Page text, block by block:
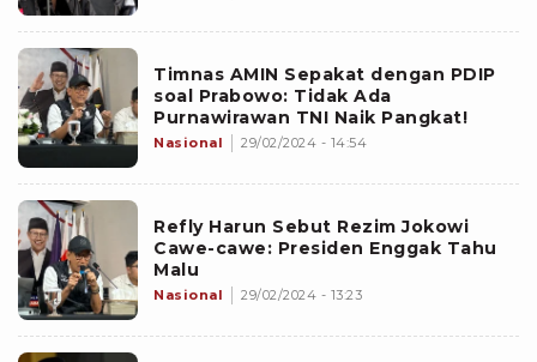
Timnas AMIN Sepakat dengan PDIP
soal Prabowo: Tidak Ada
Purnawirawan TNI Naik Pangkat!
Nasional 29/02/2024 - 14:54
Refly Harun Sebut Rezim Jokowi
Cawe-cawe: Presiden Enggak Tahu
Malu
Nasional 29/02/2024 - 13:23